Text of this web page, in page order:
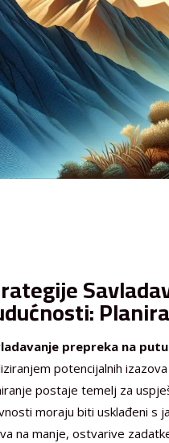
prepreka na
potencijalnih
postaje temelj za
moraju biti usklađeni s
na manje, ostvarive